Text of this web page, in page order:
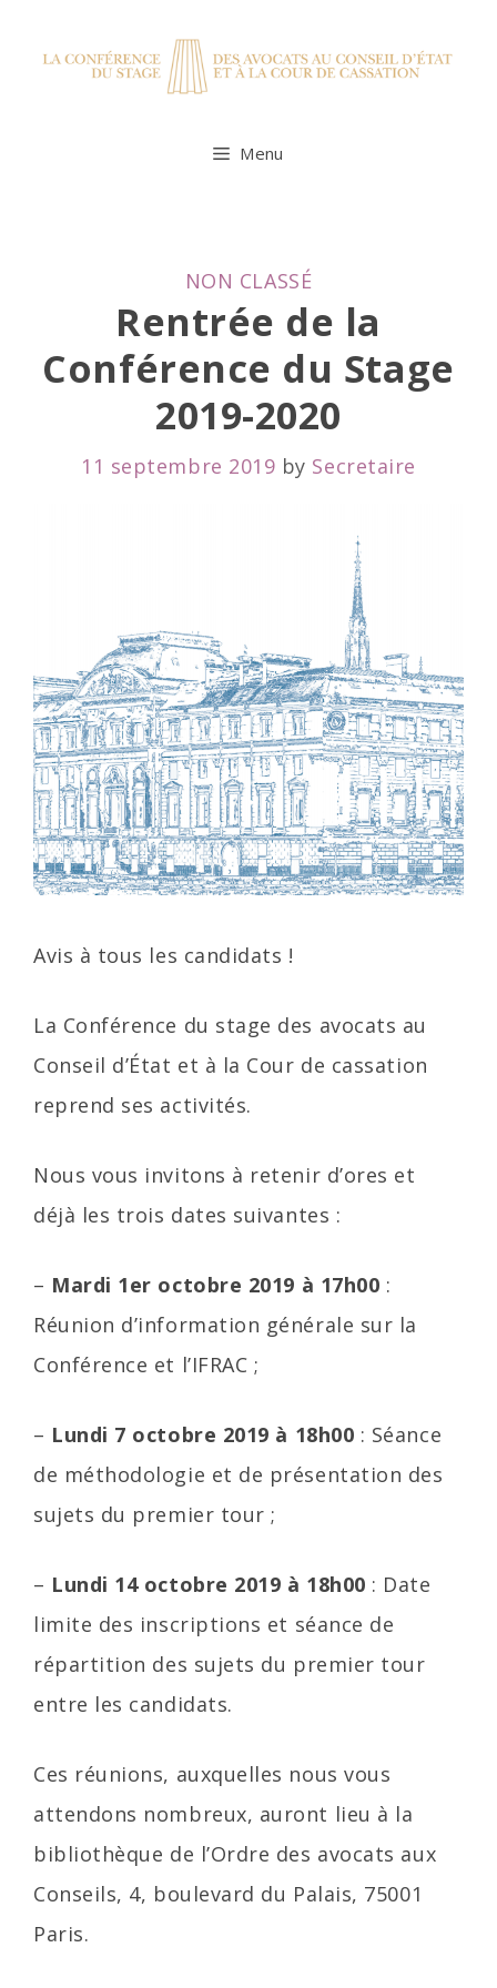
Menu
CATEGORIES
NON CLASSÉ
Rentrée de la
Conférence du Stage
2019-2020
11 septembre 2019 by Secretaire
Avis à tous les candidats !
La Conférence du stage des avocats au
Conseil d’État et à la Cour de cassation
reprend ses activités.
Nous vous invitons à retenir d’ores et
déjà les trois dates suivantes :
– Mardi 1er octobre 2019 à 17h00 :
Réunion d’information générale sur la
Conférence et l’IFRAC ;
– Lundi 7 octobre 2019 à 18h00 : Séance
de méthodologie et de présentation des
sujets du premier tour ;
– Lundi 14 octobre 2019 à 18h00 : Date
limite des inscriptions et séance de
répartition des sujets du premier tour
entre les candidats.
Ces réunions, auxquelles nous vous
attendons nombreux, auront lieu à la
bibliothèque de l’Ordre des avocats aux
Conseils, 4, boulevard du Palais, 75001
Paris.